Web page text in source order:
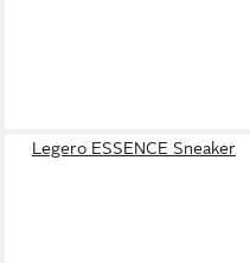
Legero ESSENCE Sneaker